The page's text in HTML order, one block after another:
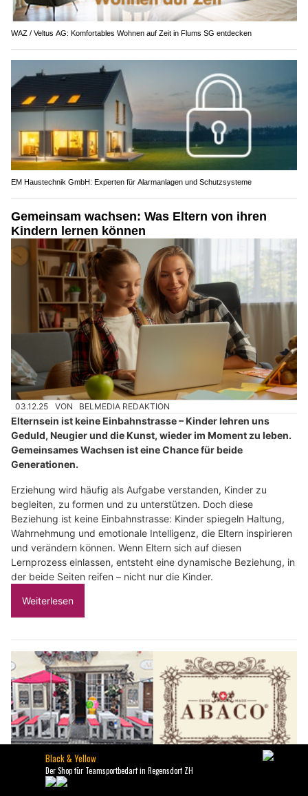
WAZ / Veltus AG: Komfortables Wohnen auf Zeit in Flums SG entdecken
EM Haustechnik GmbH: Experten für Alarmanlagen und Schutzsysteme
Gemeinsam wachsen: Was Eltern von ihren
Kindern lernen können
03.12.25 VON BELMEDIA REDAKTION
Elternsein ist keine Einbahnstrasse – Kinder lehren uns
Geduld, Neugier und die Kunst, wieder im Moment zu leben.
Gemeinsames Wachsen ist eine Chance für beide
Generationen.
Erziehung wird häufig als Aufgabe verstanden, Kinder zu
begleiten, zu formen und zu unterstützen. Doch diese
Beziehung ist keine Einbahnstrasse: Kinder spiegeln Haltung,
Wahrnehmung und emotionale Intelligenz, die Eltern inspirieren
und verändern können. Wenn Eltern sich auf diesen
Lernprozess einlassen, entsteht eine dynamische Beziehung, in
der beide Seiten reifen – nicht nur die Kinder.
Weiterlesen
Abaco Suisse in Schaffhausen: Feine Chocolat, hausgemachte Icecream entdecken